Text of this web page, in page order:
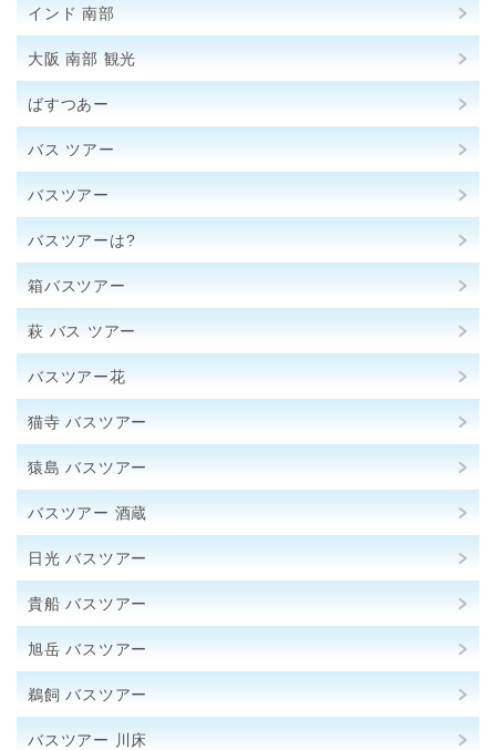
インド 南部
大阪 南部 観光
ばすつあー
バス ツアー
バスツアー
バスツアーは?
箱バスツアー
萩 バス ツアー
バスツアー花
猫寺 バスツアー
猿島 バスツアー
バスツアー 酒蔵
日光 バスツアー
貴船 バスツアー
旭岳 バスツアー
鵜飼 バスツアー
バスツアー 川床